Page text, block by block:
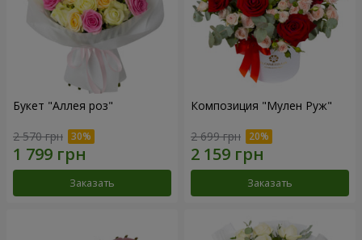
Букет "Аллея роз"
2 570 грн
Заказать
Композиция "Мулен Руж"
2 699 грн
Заказать